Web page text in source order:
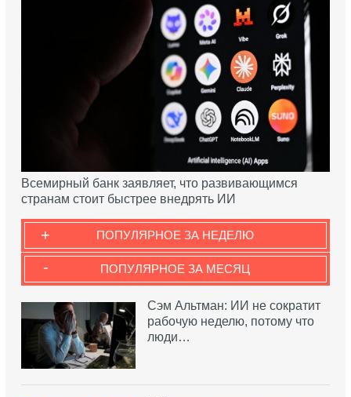
Всемирный банк заявляет, что развивающимся
странам стоит быстрее внедрять ИИ
ПОПУЛЯРНОЕ ЗА НЕДЕЛЮ
+
ПОПУЛЯРНОЕ ЗА МЕСЯЦ
-
Сэм Альтман: ИИ не сократит
рабочую неделю, потому что
люди…